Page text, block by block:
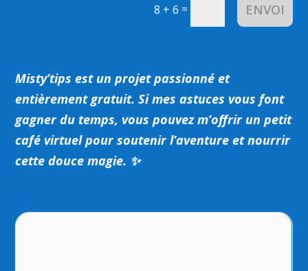
8 + 6 = ENVOI
Misty’tips est un projet passionné et
entièrement gratuit. Si mes astuces vous font
gagner du temps, vous pouvez m’offrir un petit
café virtuel pour soutenir l’aventure et nourrir
cette douce magie. ✨